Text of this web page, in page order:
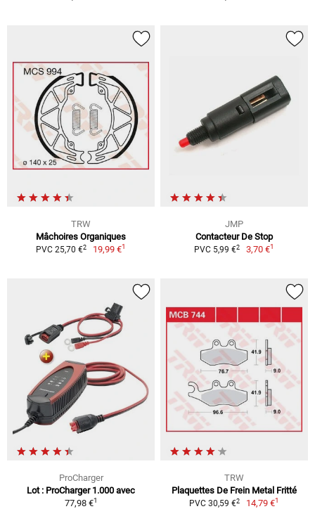
TRW
Mâchoires Organiques
PVC 25,70 €2 19,99 €1
JMP
Contacteur De Stop
PVC 5,99 €2 3,70 €1
ProCharger
Lot : ProCharger 1.000 avec
77,98 €1
TRW
Plaquettes De Frein Metal Fritté
PVC 30,59 €2 14,79 €1